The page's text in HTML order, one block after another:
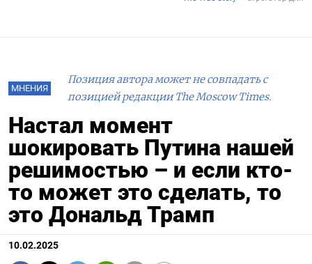
МНЕНИЯ
Позиция автора может не совпадать с
позицией редакции The Moscow Times.
Настал момент
шокировать Путина нашей
решимостью – и если кто-
то может это сделать, то
это Дональд Трамп
10.02.2025